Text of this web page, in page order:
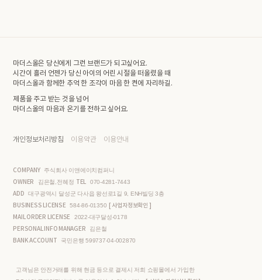
마더스올은 당신에게 그런 브랜드가 되고싶어요.
시간이 흘러 언젠가 당신 아이의 어린 시절을 떠올렸을 때
마더스올과 함께한 추억 한 조각이 마음 한 켠에 자리하길.
제품을 주고 받는 것을 넘어
마더스올의 마음과 온기를 전하고 싶어요.
개인정보처리방침 이용약관 이용안내
COMPANY 주식회사 이앤에이치컴퍼니
OWNER 김은철,전혜정 TEL 070-4281-7443
ADD 대구광역시 달성군 다사읍 왕선로1길 9, ENH빌딩 3층
BUSINESS LICENSE 584-86-01350 [ 사업자정보확인 ]
MAIL ORDER LICENSE
2022-대구달성-0178
PERSONAL INFO MANAGER 김은철
BANK ACCOUNT 국민은행 599737-04-002870
고객님은 안전거래를 위해 현금 등으로 결제시 저희 쇼핑몰에서 가입한